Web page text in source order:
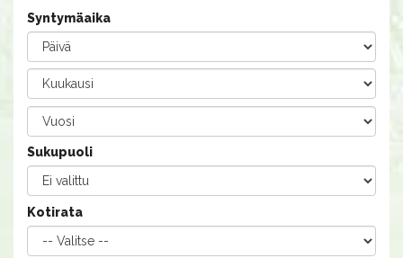
Syntymäaika
Sukupuoli
Kotirata